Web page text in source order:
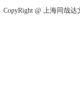
CopyRight @ 上海同哉